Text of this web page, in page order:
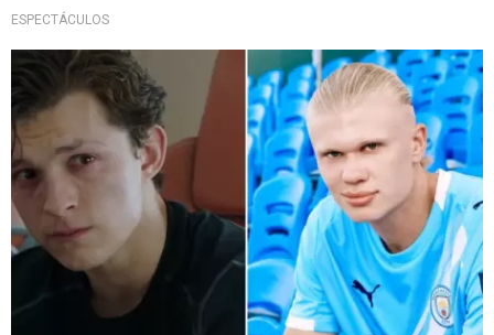
ESPECTÁCULOS
Insólita confesión